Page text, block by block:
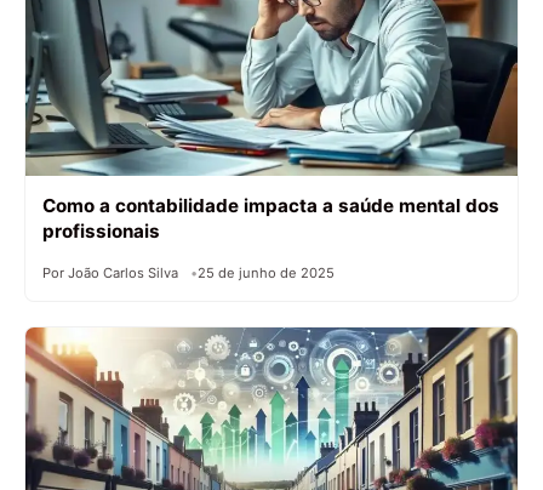
Como a contabilidade impacta a saúde mental dos
profissionais
Por João Carlos Silva 25 de junho de 2025